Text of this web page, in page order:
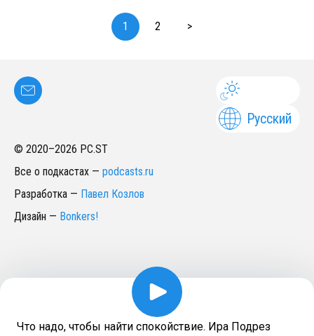
1 2 >
Русский
© 2020–2026 PC.ST
Все о подкастах — podcasts.ru
Разработка — Павел Козлов
Дизайн — Bonkers!
Что надо, чтобы найти спокойствие. Ира Подрез